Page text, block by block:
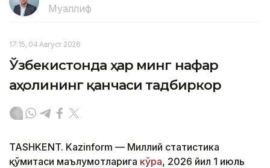
Муаллиф
17:15, 04 Август 2026
Ўзбекистонда ҳар минг нафар
аҳолининг қанчаси тадбиркор
TASHKENT. Kazinform — Миллий статистика
қўмитаси маълумотларига кўра, 2026 йил 1 июль